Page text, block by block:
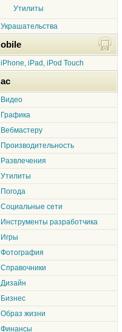
Утилиты
Украшательства
iPhone, iPad, iPod Touch
Видео
Графика
Вебмастеру
Производительность
Развлечения
Утилиты
Погода
Социальные сети
Инструменты разработчика
Игры
Фотография
Справочники
Дизайн
Бизнес
Образ жизни
Финансы